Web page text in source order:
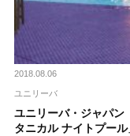
2018.08.06
ユニリーバ
ユニリーバ・ジャパン
タニカル ナイトプー